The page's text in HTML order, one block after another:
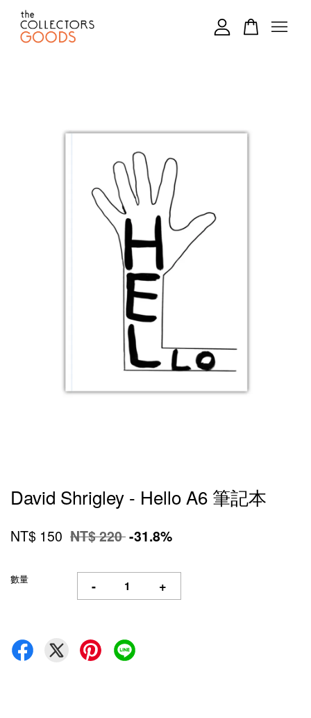
David Shrigley - Hello A6 筆記本
NT$ 150 NT$ 220-31.8%
數量 - +